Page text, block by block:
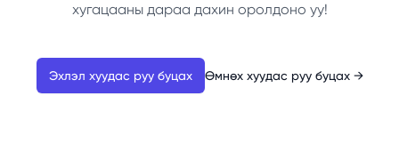
хугацааны дараа дахин оролдоно уу!
Эхлэл хуудас руу буцах Өмнөх хуудас руу буцах →